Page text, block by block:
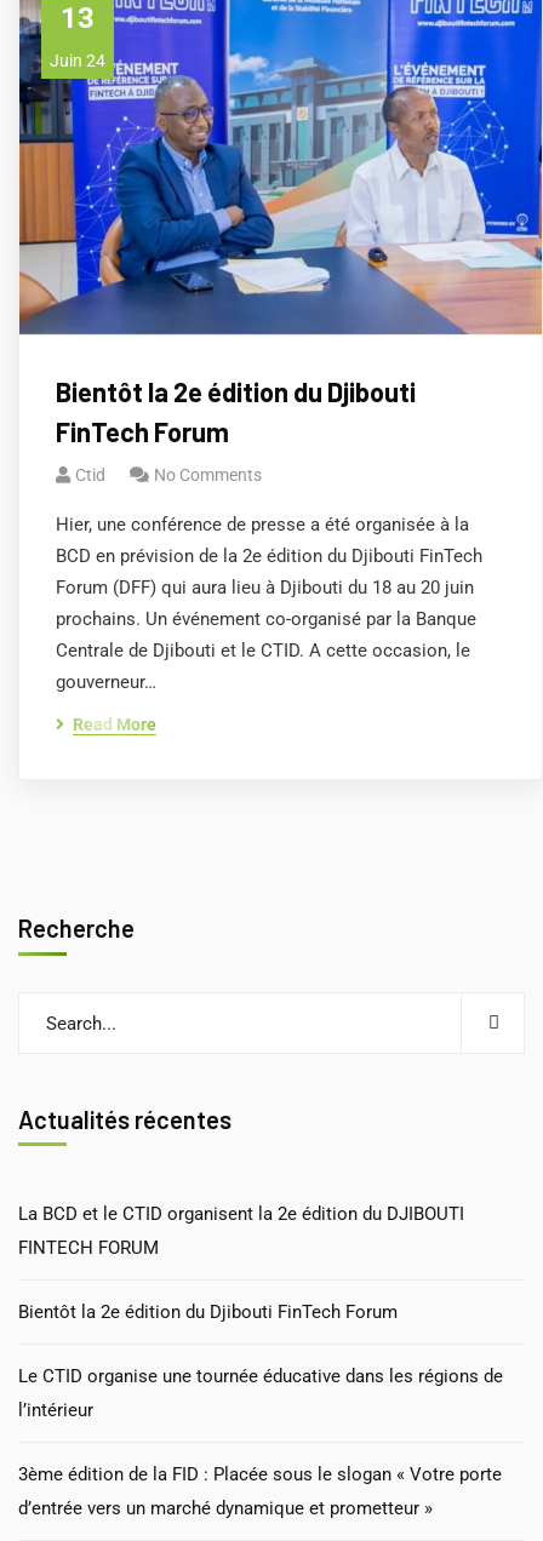
13
Juin 24
Bientôt la 2e édition du Djibouti
FinTech Forum
Ctid No Comments
Hier, une conférence de presse a été organisée à la
BCD en prévision de la 2e édition du Djibouti FinTech
Forum (DFF) qui aura lieu à Djibouti du 18 au 20 juin
prochains. Un événement co-organisé par la Banque
Centrale de Djibouti et le CTID. A cette occasion, le
gouverneur…
Read More
Recherche
Actualités récentes
La BCD et le CTID organisent la 2e édition du DJIBOUTI
FINTECH FORUM
Bientôt la 2e édition du Djibouti FinTech Forum
Le CTID organise une tournée éducative dans les régions de
l’intérieur
3ème édition de la FID : Placée sous le slogan « Votre porte
d’entrée vers un marché dynamique et prometteur »